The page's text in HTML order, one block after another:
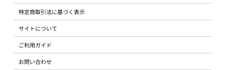
特定商取引法に基づく表示
サイトについて
ご利用ガイド
お問い合わせ